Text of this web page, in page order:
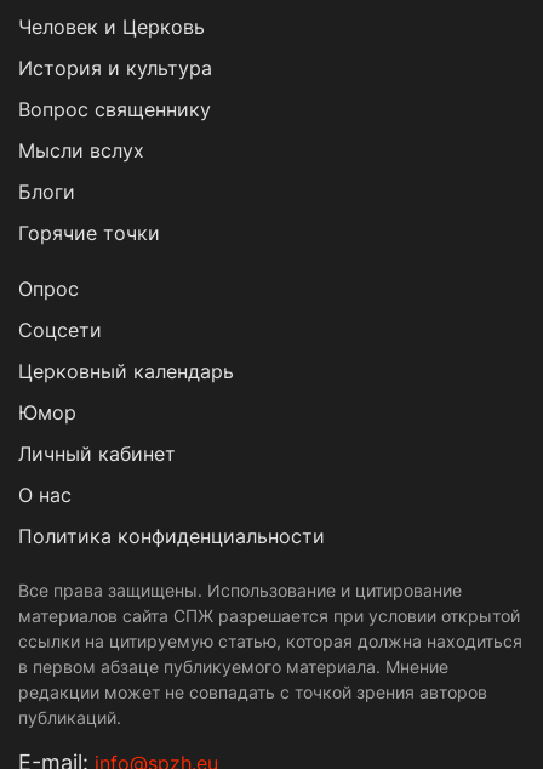
Человек и Церковь
История и культура
Вопрос священнику
Мысли вслух
Блоги
Горячие точки
Опрос
Cоцсети
Церковный календарь
Юмор
Личный кабинет
О нас
Политика конфиденциальности
Все права защищены. Использование и цитирование
материалов сайта СПЖ разрешается при условии открытой
ссылки на цитируемую статью, которая должна находиться
в первом абзаце публикуемого материала. Мнение
редакции может не совпадать с точкой зрения авторов
публикаций.
Е-mail: info@spzh.eu